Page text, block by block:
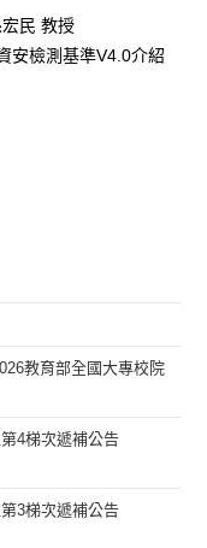
民 教授
安檢測基準V4.0介紹
教育部全國大專校院
4梯次遞補公告
3梯次遞補公告